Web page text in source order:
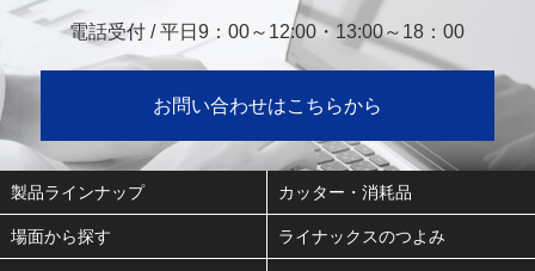
電話受付 / 平日9：00～12:00・13:00～18：00
お問い合わせはこちらから
製品ラインナップ カッター・消耗品
場面から探す ライナックスのつよみ